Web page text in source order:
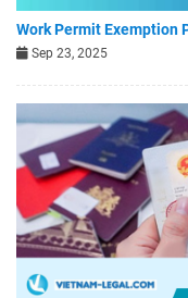
Work Permit Exemption
Sep 23, 2025